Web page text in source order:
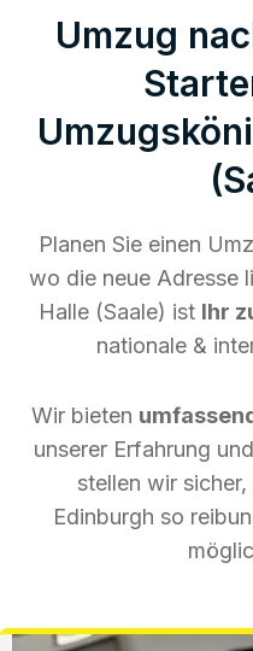
Umzug
Planen Sie einen
wo die neue Adresse
Halle (Saale) ist Ihr
nationale &
Wir bieten
unserer Erfahrung
stellen wir
Edinburgh so